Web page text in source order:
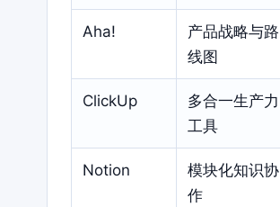
Aha!
产品战略与路
线图
ClickUp
多合一生产力
工具
Notion
模块化知识协
作